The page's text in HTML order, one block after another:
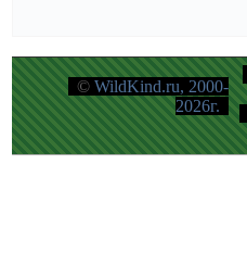
© WildKind.ru, 2000-
2026г.